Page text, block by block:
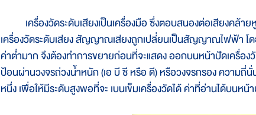
เครื่องวัดระดับเสียงเป็นเครื่องมือ ซึ่งตอบสนองต่อเสียงคล้ายหู
เครื่องวัดระดับเสียง สัญญาณเสียงถูกเปลี่ยนเป็นสัญญาณไฟฟ้า
ค่าต่ำมาก จึงต้องทำการขยายก่อนที่จะแสดง ออกบนหน้าปัดเครื่อ
ป้อนผ่านวงจรถ่วงน้ำหนัก (เอ บี ซี หรือ ดี) หรือวงจรกรอง ความ
หนึ่ง เพื่อให้มีระดับสูงพอที่จะ เบนเข็มเครื่องวัดได้ ค่าที่อ่านได้บนหน้